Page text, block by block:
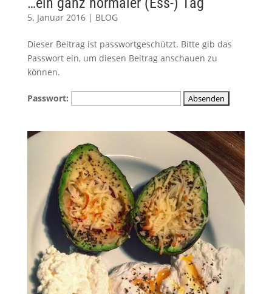
5. Januar 2016| BLOG
Dieser Beitrag ist passwortgeschützt. Bitte gib das
Passwort ein, um diesen Beitrag anschauen zu
können.
Passwort: